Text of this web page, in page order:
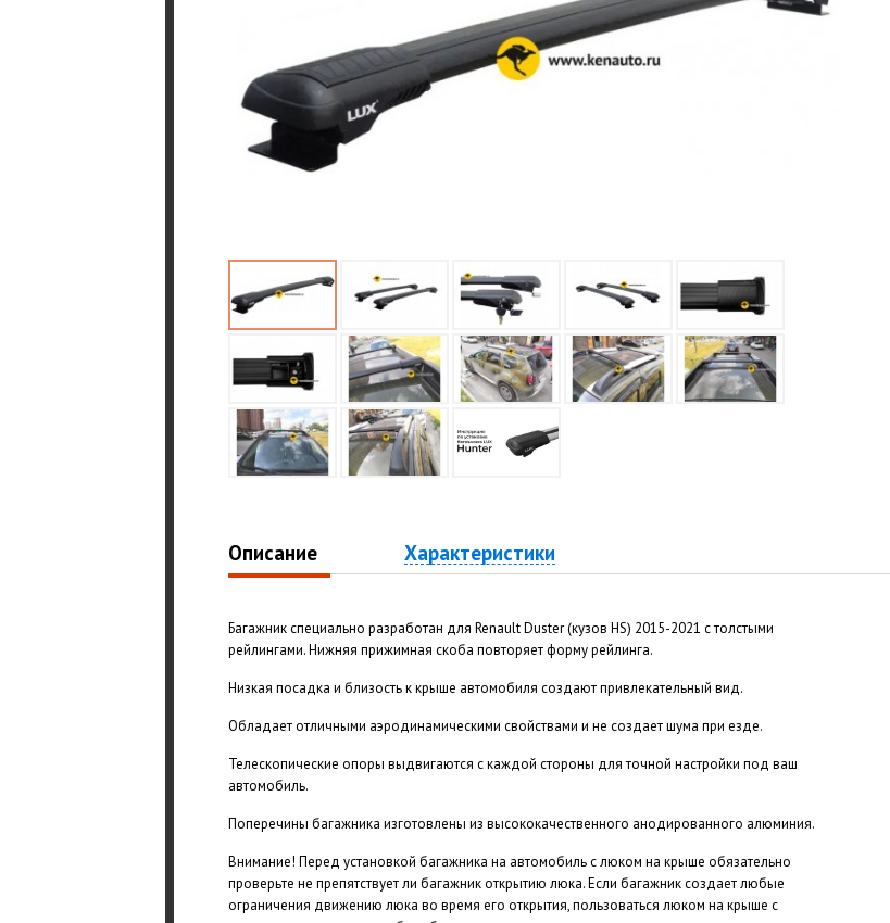
Описание Характеристики
Багажник специально разработан для Renault Duster (кузов HS) 2015-2021 с толстыми
рейлингами. Нижняя прижимная скоба повторяет форму рейлинга.
Низкая посадка и близость к крыше автомобиля создают привлекательный вид.
Обладает отличными аэродинамическими свойствами и не создает шума при езде.
Телескопические опоры выдвигаются с каждой стороны для точной настройки под ваш
автомобиль.
Поперечины багажника изготовлены из высококачественного анодированного алюминия.
Внимание! Перед установкой багажника на автомобиль с люком на крыше обязательно
проверьте не препятствует ли багажник открытию люка. Если багажник создает любые
ограничения движению люка во время его открытия, пользоваться люком на крыше с